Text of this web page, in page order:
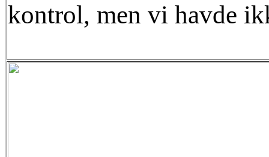
kontrol, men vi havde